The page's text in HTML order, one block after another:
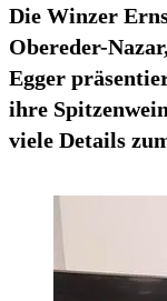
Die Winzer
Obereder-
Egger
ihre
viele Details